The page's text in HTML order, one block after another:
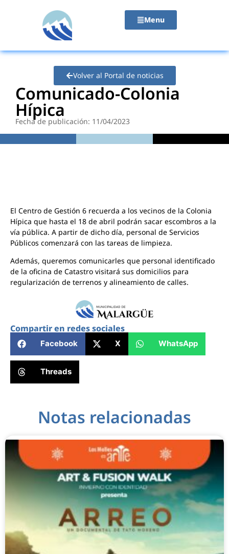
Menu
Volver al Portal de noticias
Comunicado-Colonia
Hípica
Fecha de publicación: 11/04/2023
El Centro de Gestión 6 recuerda a los vecinos de la Colonia
Hípica que hasta el 18 de abril podrán sacar escombros a la
vía pública. A partir de dicho día, personal de Servicios
Públicos comenzará con las tareas de limpieza.
Además, queremos comunicarles que personal identificado
de la oficina de Catastro visitará sus domicilios para
regularización de terrenos y alineamiento de calles.
Compartir en redes sociales
Facebook X WhatsApp
Threads
Notas relacionadas